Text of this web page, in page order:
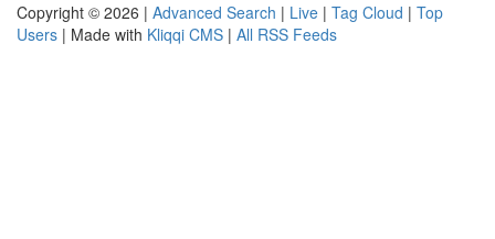
Copyright © 2026 | Advanced Search | Live | Tag Cloud | Top
Users | Made with Kliqqi CMS | All RSS Feeds